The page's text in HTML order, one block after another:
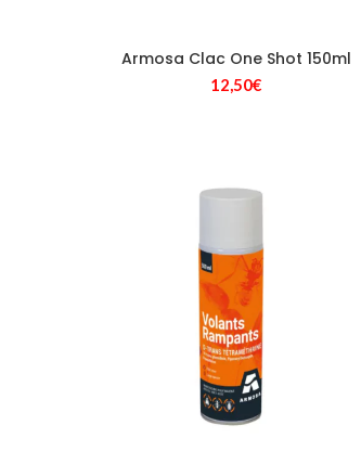
Armosa Clac One Shot 150ml
12,50€